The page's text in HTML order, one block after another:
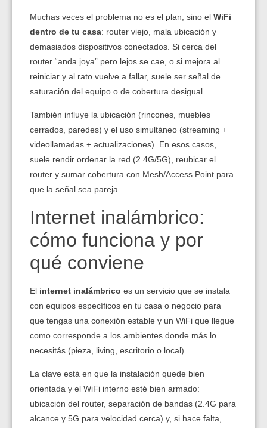
Muchas veces el problema no es el plan, sino el WiFi
dentro de tu casa: router viejo, mala ubicación y
demasiados dispositivos conectados. Si cerca del
router “anda joya” pero lejos se cae, o si mejora al
reiniciar y al rato vuelve a fallar, suele ser señal de
saturación del equipo o de cobertura desigual.
También influye la ubicación (rincones, muebles
cerrados, paredes) y el uso simultáneo (streaming +
videollamadas + actualizaciones). En esos casos,
suele rendir ordenar la red (2.4G/5G), reubicar el
router y sumar cobertura con Mesh/Access Point para
que la señal sea pareja.
Internet inalámbrico:
cómo funciona y por
qué conviene
El internet inalámbrico es un servicio que se instala
con equipos específicos en tu casa o negocio para
que tengas una conexión estable y un WiFi que llegue
como corresponde a los ambientes donde más lo
necesitás (pieza, living, escritorio o local).
La clave está en que la instalación quede bien
orientada y el WiFi interno esté bien armado:
ubicación del router, separación de bandas (2.4G para
alcance y 5G para velocidad cerca) y, si hace falta,